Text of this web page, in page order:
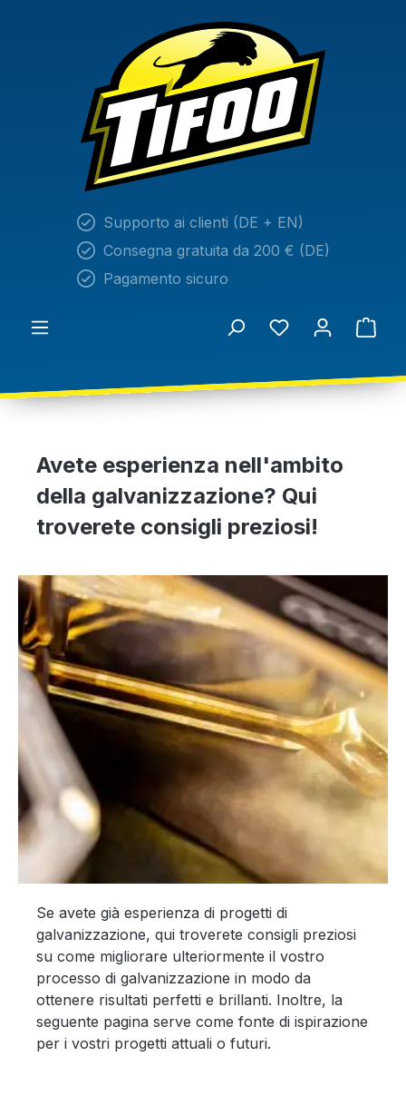
Supporto ai clienti (DE + EN)
Consegna gratuita da 200 € (DE)
Pagamento sicuro
Avete esperienza nell'ambito
della galvanizzazione? Qui
troverete consigli preziosi!
Se avete già esperienza di progetti di
galvanizzazione, qui troverete consigli preziosi
su come migliorare ulteriormente il vostro
processo di galvanizzazione in modo da
ottenere risultati perfetti e brillanti. Inoltre, la
seguente pagina serve come fonte di ispirazione
per i vostri progetti attuali o futuri.